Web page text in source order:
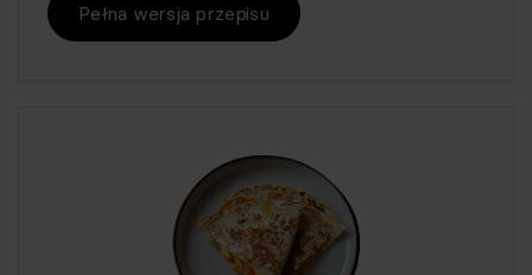
Pełna wersja przepisu